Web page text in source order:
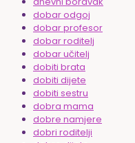
dobar odgoj
dobar profesor
dobar roditelj
dobar učitelj
dobiti brata
dobiti dijete
dobiti sestru
dobra mama
dobre namjere
dobri roditelji